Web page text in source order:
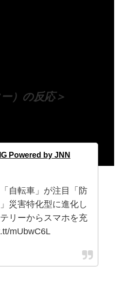
）の反応＞
Powered by JNN
自転車」が注目「防
災害特化型に進化し
リーからスマホを充
mUbwC6L